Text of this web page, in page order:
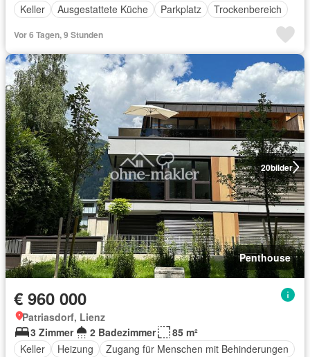
Keller
Ausgestattete Küche Parkplatz Trockenbereich
Vor 6 Tagen, 9 Stunden
20bilder
Penthouse
€ 960 000
Patriasdorf, Lienz
3 Zimmer
2 Badezimmer
85 m²
Keller
Heizung
Zugang für Menschen mit Behinderungen